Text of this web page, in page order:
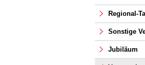
Regional-
Sonstige
Jubiläum